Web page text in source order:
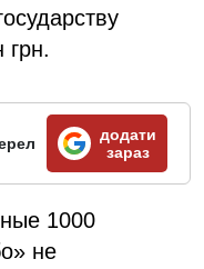
грн.
додати
зараз
1000
не